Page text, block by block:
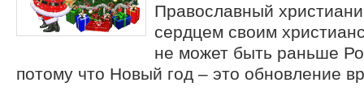
Православный
сердцем своим
не может быть раньше
потому что Новый год – это обновление